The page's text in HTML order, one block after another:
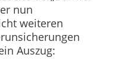
nun
weiteren
Auszug: